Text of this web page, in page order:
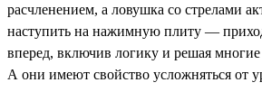
расчленением, а ловушка со стрелами
наступить на нажимную плиту —
вперед, включив логику и решая многие
А они имеют свойство усложняться от